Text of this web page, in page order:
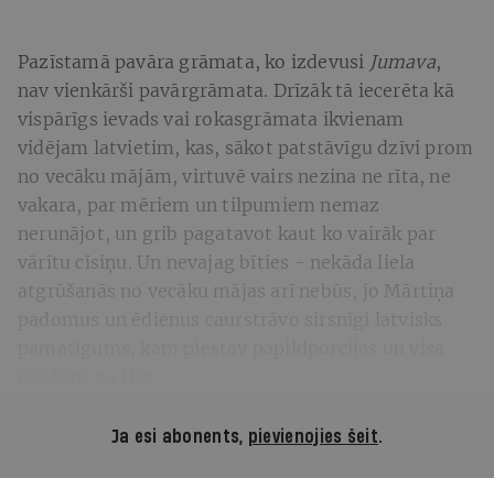
Pazīstamā pavāra grāmata, ko izdevusi Jumava,
nav vienkārši pavārgrāmata. Drīzāk tā iecerēta kā
vispārīgs ievads vai rokasgrāmata ikvienam
vidējam latvietim, kas, sākot patstāvīgu dzīvi prom
no vecāku mājām, virtuvē vairs nezina ne rīta, ne
vakara, par mēriem un tilpumiem nemaz
nerunājot, un grib pagatavot kaut ko vairāk par
vārītu cīsiņu. Un nevajag bīties - nekāda liela
atgrūšanās no vecāku mājas arī nebūs, jo Mārtiņa
Ja esi abonents, pievienojies šeit.